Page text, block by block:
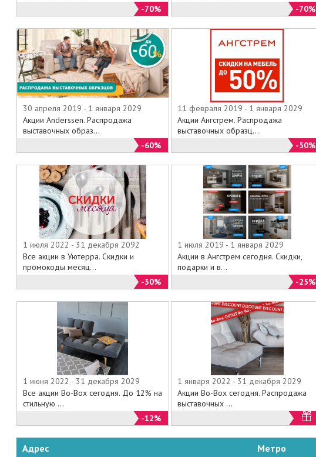
-70%
-70%
30 апреля 2019 - 1 января 2029
Акции Anderssen. Распродажа
выставочных образ...
-60%
11 февраля 2019 - 1 января 2029
Акции Ангстрем. Распродажа
выставочных образц...
-50%
1 июля 2022 - 31 декабря 2092
Все акции в Уютерра. Скидки и
промокоды месяц...
-30%
1 июля 2019 - 1 января 2029
Акции в Ангстрем сегодня. Скидки,
подарки и в...
-25%
1 июня 2022 - 31 декабря 2029
Все акции Bo-Box сегодня. До 12% на
стильную ...
-12%
1 января 2022 - 31 декабря 2029
Акции Bo-Box сегодня. Распродажа
выставочных ...
Адрес Метро